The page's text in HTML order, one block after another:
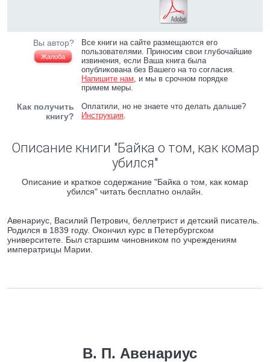
Вы автор?
Жалоба
Все книги на сайте размещаются его
пользователями. Приносим свои глубочайшие
извинения, если Ваша книга была
опубликована без Вашего на то согласия.
Напишите нам, и мы в срочном порядке
примем меры.
Как получить
книгу?
Оплатили, но не знаете что делать дальше?
Инструкция.
Описание книги "Байка о том, как комар
убился"
Описание и краткое содержание "Байка о том, как комар
убился" читать бесплатно онлайн.
Авенариус, Василий Петрович, беллетрист и детский писатель.
Родился в 1839 году. Окончил курс в Петербургском
университете. Был старшим чиновником по учреждениям
императрицы Марии.
В. П. Авенариус